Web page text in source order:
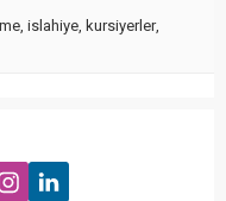
, islahiye, kursiyerler,